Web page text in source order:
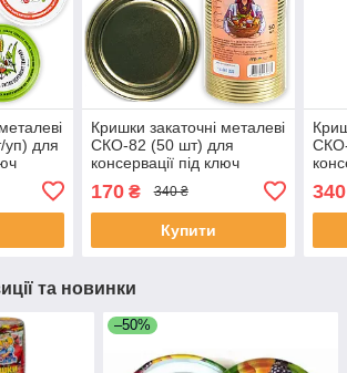
для
Кришки закаточні металеві
СКО-82 (50 шт) для
консервації під ключ
золотиста (ТМ Панночка)
170₴ 340 ₴
Купити
340
та новинки
–50%